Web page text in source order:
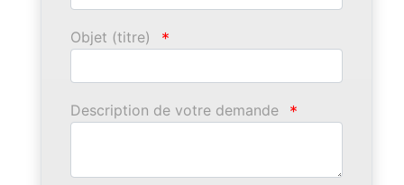
Objet (titre) *
Description de votre demande *